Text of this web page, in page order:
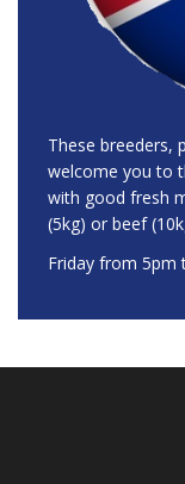
These breeders,
welcome you to
with good fresh
(5kg) or beef
Friday from 5pm